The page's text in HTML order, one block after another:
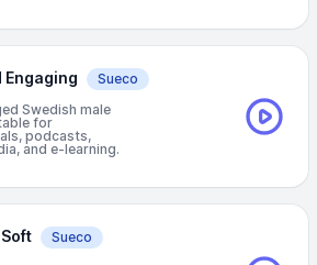
Engaging
Sueco
Swedish male
for
podcasts,
and e-learning.
Sueco